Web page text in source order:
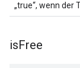
„true“, wenn der
isFree